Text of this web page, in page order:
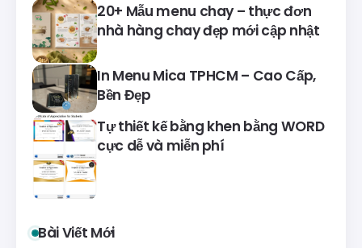
20+ Mẫu menu chay – thực đơn
nhà hàng chay đẹp mới cập nhật
In Menu Mica TPHCM – Cao Cấp,
Bền Đẹp
Tự thiết kế bằng khen bằng WORD
cực dễ và miễn phí
Bài Viết Mới